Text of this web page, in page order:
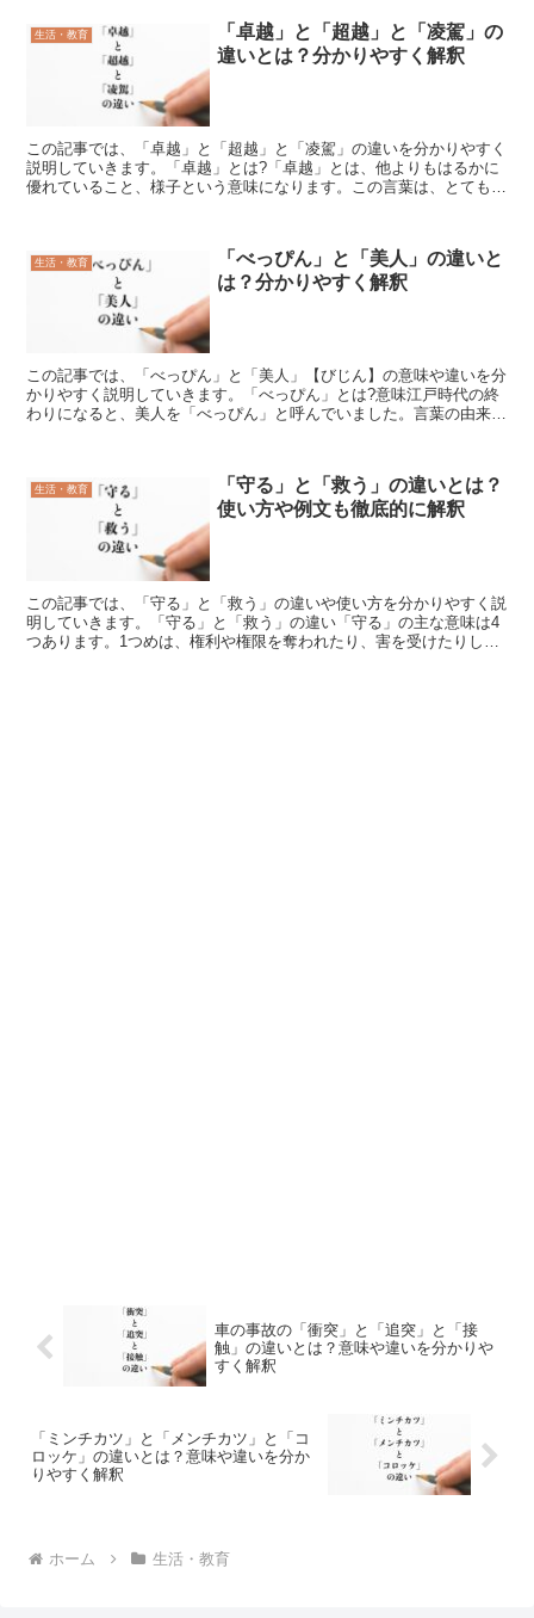
生活・教育
「卓越」と「超越」と「凌駕」の
違いとは？分かりやすく解釈
この記事では、「卓越」と「超越」と「凌駕」の違いを分かりやすく
説明していきます。「卓越」とは?「卓越」とは、他よりもはるかに
優れていること、様子という意味になります。この言葉は、とても優
生活・教育
「べっぴん」と「美人」の違いと
は？分かりやすく解釈
この記事では、「べっぴん」と「美人」【びじん】の意味や違いを分
かりやすく説明していきます。「べっぴん」とは?意味江戸時代の終
わりになると、美人を「べっぴん」と呼んでいました。言葉の由来
生活・教育
「守る」と「救う」の違いとは？
使い方や例文も徹底的に解釈
この記事では、「守る」と「救う」の違いや使い方を分かりやすく説
明していきます。「守る」と「救う」の違い「守る」の主な意味は4
つあります。1つめは、権利や権限を奪われたり、害を受けたりしな
車の事故の「衝突」と「追突」と「接
触」の違いとは？意味や違いを分かりや
すく解釈
「ミンチカツ」と「メンチカツ」と「コ
ロッケ」の違いとは？意味や違いを分か
りやすく解釈
ホーム 生活・教育